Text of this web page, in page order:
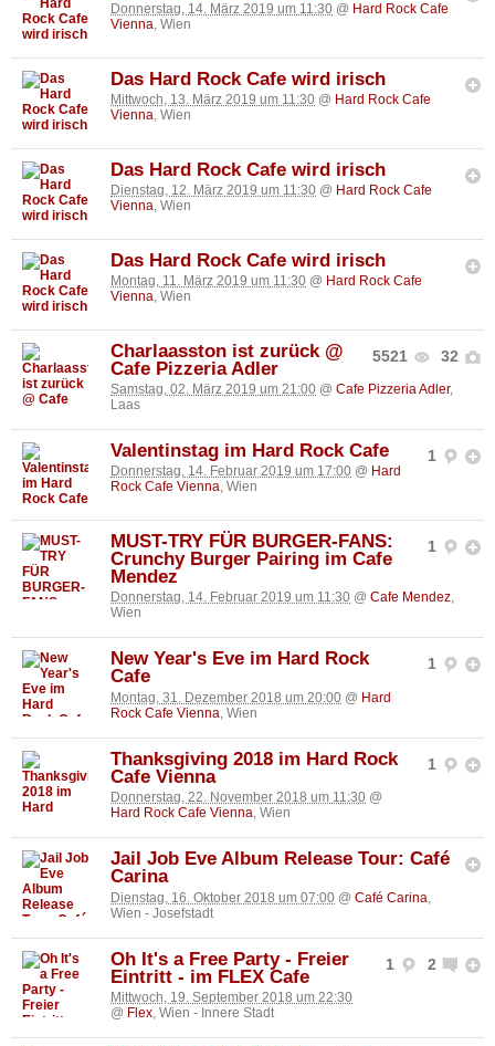
Donnerstag, 14. März 2019 um 11:30 @ Hard Rock Cafe
Vienna, Wien
Das Hard Rock Cafe wird irisch
Mittwoch, 13. März 2019 um 11:30 @ Hard Rock Cafe
Vienna, Wien
Das Hard Rock Cafe wird irisch
Dienstag, 12. März 2019 um 11:30 @ Hard Rock Cafe
Vienna, Wien
Das Hard Rock Cafe wird irisch
Montag, 11. März 2019 um 11:30 @ Hard Rock Cafe
Vienna, Wien
5521 32
Charlaasston ist zurück @
Cafe Pizzeria Adler
Samstag, 02. März 2019 um 21:00 @ Cafe Pizzeria Adler,
Laas
1
Valentinstag im Hard Rock Cafe
Donnerstag, 14. Februar 2019 um 17:00 @ Hard
Rock Cafe Vienna, Wien
1
MUST-TRY FÜR BURGER-FANS:
Crunchy Burger Pairing im Cafe
Mendez
Donnerstag, 14. Februar 2019 um 11:30 @ Cafe Mendez,
Wien
1
New Year's Eve im Hard Rock
Cafe
Montag, 31. Dezember 2018 um 20:00 @ Hard
Rock Cafe Vienna, Wien
1
Thanksgiving 2018 im Hard Rock
Cafe Vienna
Donnerstag, 22. November 2018 um 11:30 @
Hard Rock Cafe Vienna, Wien
Jail Job Eve Album Release Tour: Café
Carina
Dienstag, 16. Oktober 2018 um 07:00 @ Café Carina
Wien - Josefstadt
1 2
Oh It's a Free Party - Freier
Eintritt - im FLEX Cafe
Mittwoch, 19. September 2018 um 22:30
@ Flex, Wien - Innere Stadt